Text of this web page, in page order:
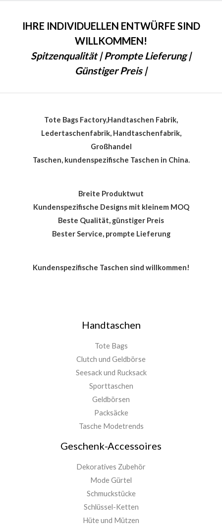
IHRE INDIVIDUELLEN ENTWÜRFE SIND
WILLKOMMEN!
Spitzenqualität | Prompte Lieferung |
Günstiger Preis |
Tote Bags Factory,Handtaschen Fabrik,
Ledertaschenfabrik, Handtaschenfabrik,
Großhandel
Taschen, kundenspezifische Taschen in China.
Breite Produktwut
Kundenspezifische Designs mit kleinem MOQ
Beste Qualität, günstiger Preis
Bester Service, prompte Lieferung
Kundenspezifische Taschen sind willkommen!
Handtaschen
Tote Bags
Clutch und Geldbörse
Seesack und Rucksack
Sporttaschen
Geldbörsen
Packsäcke
Tasche Modetrends
Geschenk-Accessoires
Dekoratives Zubehör
Mode Gürtel
Schmuckstücke
Schlüssel-Ketten
Hüte und Mützen